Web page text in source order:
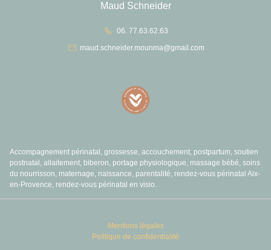
Maud Schneider
06. 77.63.62.63
maud.schneider.mounma@gmail.com
Accompagnement périnatal, grossesse, accouchement, postpartum, soutien
postnatal, allaitement, biberon, portage physiologique, massage bébé, soins
du nourrisson, maternage, naissance, parentalité, rendez-vous périnatal Aix-
en-Provence, rendez-vous périnatal en visio.
Mentions légales
Politique de confidentialité